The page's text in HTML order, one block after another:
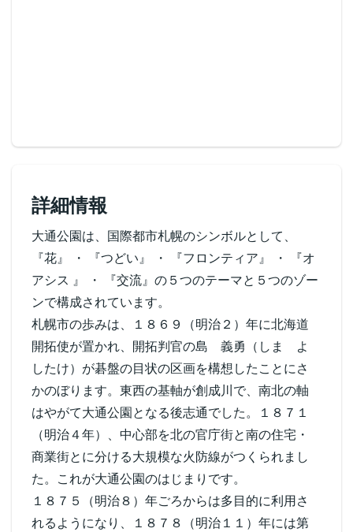
詳細情報
大通公園は、国際都市札幌のシンボルとして、
『花』 ・ 『つどい』 ・ 『フロンティア』 ・ 『オ
アシス 』 ・ 『交流』の５つのテーマと５つのゾー
ンで構成されています。
札幌市の歩みは、１８６９（明治２）年に北海道
開拓使が置かれ、開拓判官の島 義勇（しま よ
したけ）が碁盤の目状の区画を構想したことにさ
かのぼります。東西の基軸が創成川で、南北の軸
はやがて大通公園となる後志通でした。１８７１
（明治４年）、中心部を北の官庁街と南の住宅・
商業街とに分ける大規模な火防線がつくられまし
た。これが大通公園のはじまりです。
１８７５（明治８）年ごろからは多目的に利用さ
れるようになり、１８７８（明治１１）年には第